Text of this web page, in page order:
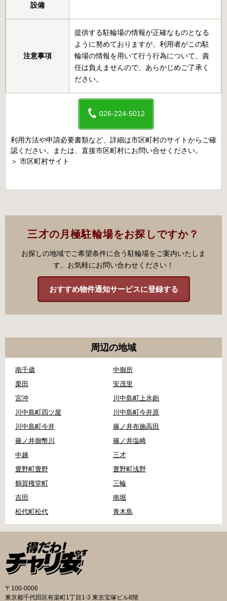
設備
注意事項
提供する駐輪場の情報が正確なものとなる
ように努めておりますが、利用者がこの駐
輪場の情報を用いて行う行為について、責
任は負えませんので、あらかじめご了承く
ださい。
026-224-5012
利用方法や申請必要書類など、詳細は市区町村のサイトからご確
認ください。または、直接市区町村にお問い合せください。
＞ 市区町村サイト
三才の月極駐輪場をお探しですか？
お探しの地域でご希望条件に合う駐輪場をご案内いたしま
す。お気軽にお問い合わせください！
おすすめ物件通知サービスに登録する
周辺の地域
南千歳
中御所
栗田
安茂里
宮沖
川中島町上氷鉋
川中島町四ツ屋
川中島町今井原
川中島町今井
篠ノ井布施高田
篠ノ井御幣川
篠ノ井塩崎
中越
三才
豊野町豊野
豊野町浅野
鶴賀権堂町
三輪
吉田
南堀
松代町松代
青木島
〒100-0006
東京都千代田区有楽町1丁目1-3 東京宝塚ビル8階